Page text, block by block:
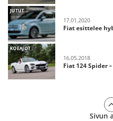
JUTUT
17.01.2020
Fiat esittelee
KOEAJOT
16.05.2018
Fiat 124 Spider
Sivun